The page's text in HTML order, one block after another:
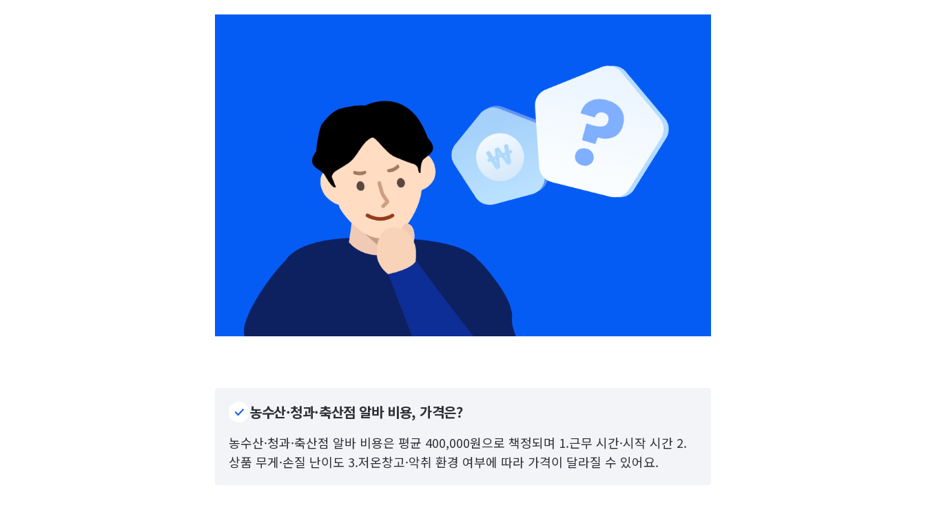
농수산·청과·축산점 알바 비용, 가격은?
농수산·청과·축산점 알바 비용은 평균 400,000원으로 책정되며 1.근무 시간·시작 시간 2.
상품 무게·손질 난이도 3.저온창고·악취 환경 여부에 따라 가격이 달라질 수 있어요.